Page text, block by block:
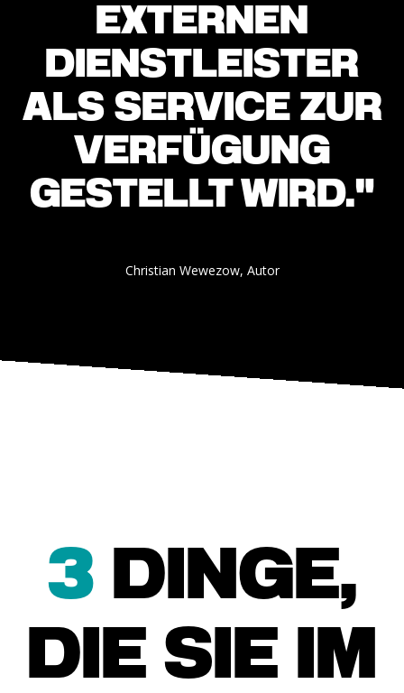
EXTERNEN
DIENSTLEISTER
ALS SERVICE ZUR
VERFÜGUNG
GESTELLT WIRD."
Christian Wewezow, Autor
3DINGE,
DIE SIE IM